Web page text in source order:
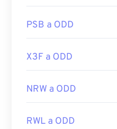
PSB a ODD
X3F a ODD
NRW a ODD
RWL a ODD